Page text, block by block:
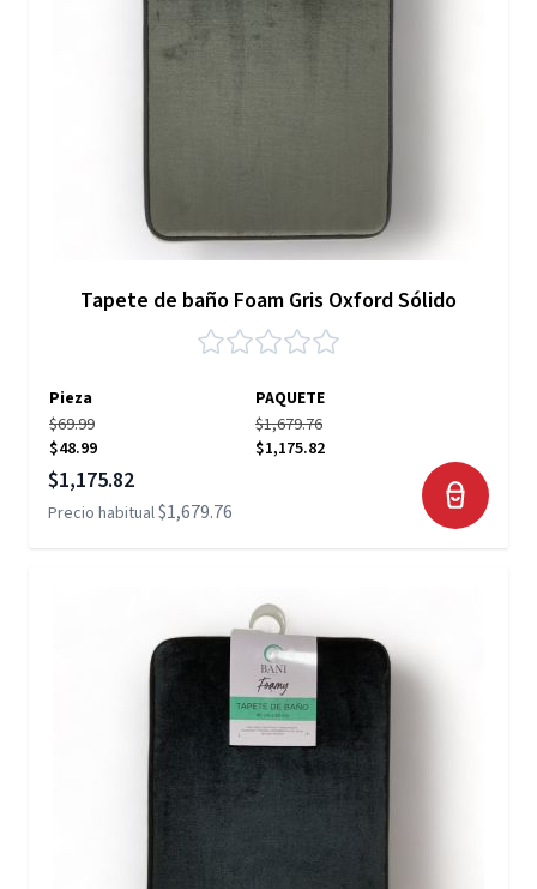
Tapete de baño Foam Gris Oxford Sólido
Pieza
PAQUETE
$69.99
$48.99
$1,679.76
$1,175.82
Precio especial
$1,175.82
Precio habitual$1,679.76